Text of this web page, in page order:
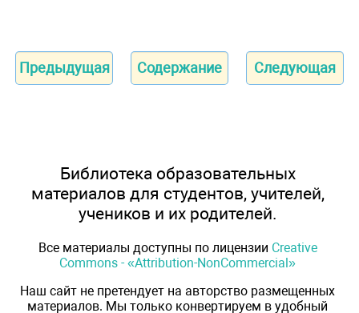
Предыдущая Содержание Следующая
Библиотека образовательных
материалов для студентов, учителей,
учеников и их родителей.
Все материалы доступны по лицензии Creative
Commons - «Attribution-NonCommercial»
Наш сайт не претендует на авторство размещенных
материалов. Мы только конвертируем в удобный